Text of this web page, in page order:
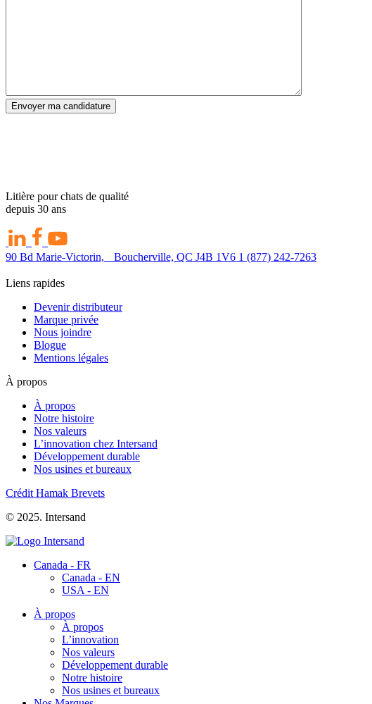
Envoyer ma candidature
Litière pour chats de qualité
depuis 30 ans
90 Bd Marie-Victorin, Boucherville, QC J4B 1V6 1 (877) 242-7263
Liens rapides
Devenir distributeur
Marque privée
Nous joindre
Blogue
Mentions légales
À propos
À propos
Notre histoire
Nos valeurs
L’innovation chez Intersand
Développement durable
Nos usines et bureaux
Crédit Hamak Brevets
© 2025. Intersand
Canada - FR
Canada - EN
USA - EN
À propos
À propos
L’innovation
Nos valeurs
Développement durable
Notre histoire
Nos usines et bureaux